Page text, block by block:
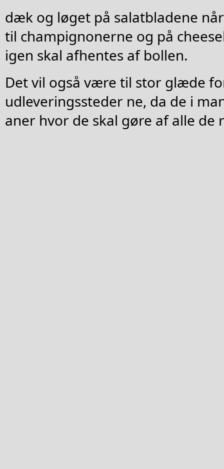
dæk og løget på salatbladene
til champignonerne og på
igen skal afhentes af bollen.
Det vil også være til stor glæde
udleveringssteder ne, da de i
aner hvor de skal gøre af alle de